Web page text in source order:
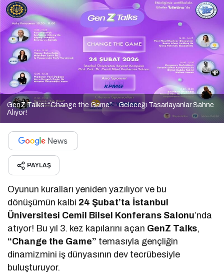
GenZ Talks: “Change the Game” – Geleceği Tasarlayanlar Sahne
Alıyor!
PAYLAŞ
Oyunun kuralları yeniden yazılıyor ve bu
dönüşümün kalbi 24 Şubat’ta İstanbul
Üniversitesi Cemil Bilsel Konferans Salonu’nda
atıyor! Bu yıl 3. kez kapılarını açan GenZ Talks,
“Change the Game” temasıyla gençliğin
dinamizmini iş dünyasının dev tecrübesiyle
buluşturuyor.